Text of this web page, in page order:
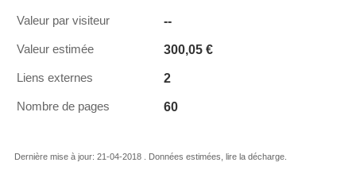
Valeur par visiteur --
Valeur estimée 300,05 €
Liens externes 2
Nombre de pages 60
Dernière mise à jour: 21-04-2018 . Données estimées, lire la décharge.